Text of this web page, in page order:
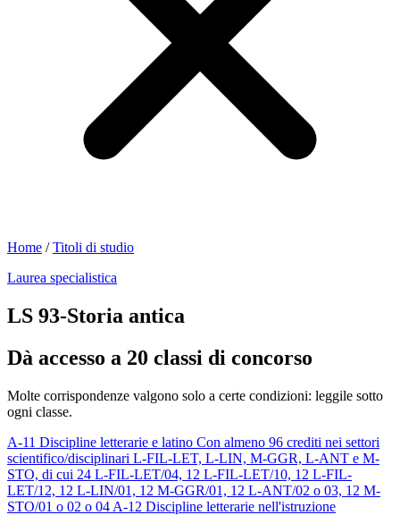
Home /Titoli di studio
Laurea specialistica
LS 93-Storia antica
Dà accesso a 20 classi di concorso
Molte corrispondenze valgono solo a certe condizioni: leggile sotto
ogni classe.
A-11 Discipline letterarie e latino Con almeno 96 crediti nei settori
scientifico/disciplinari L-FIL-LET, L-LIN, M-GGR, L-ANT e M-
STO, di cui 24 L-FIL-LET/04, 12 L-FIL-LET/10, 12 L-FIL-
LET/12, 12 L-LIN/01, 12 M-GGR/01, 12 L-ANT/02 o 03, 12 M-
STO/01 o 02 o 04 A-12 Discipline letterarie nell'istruzione